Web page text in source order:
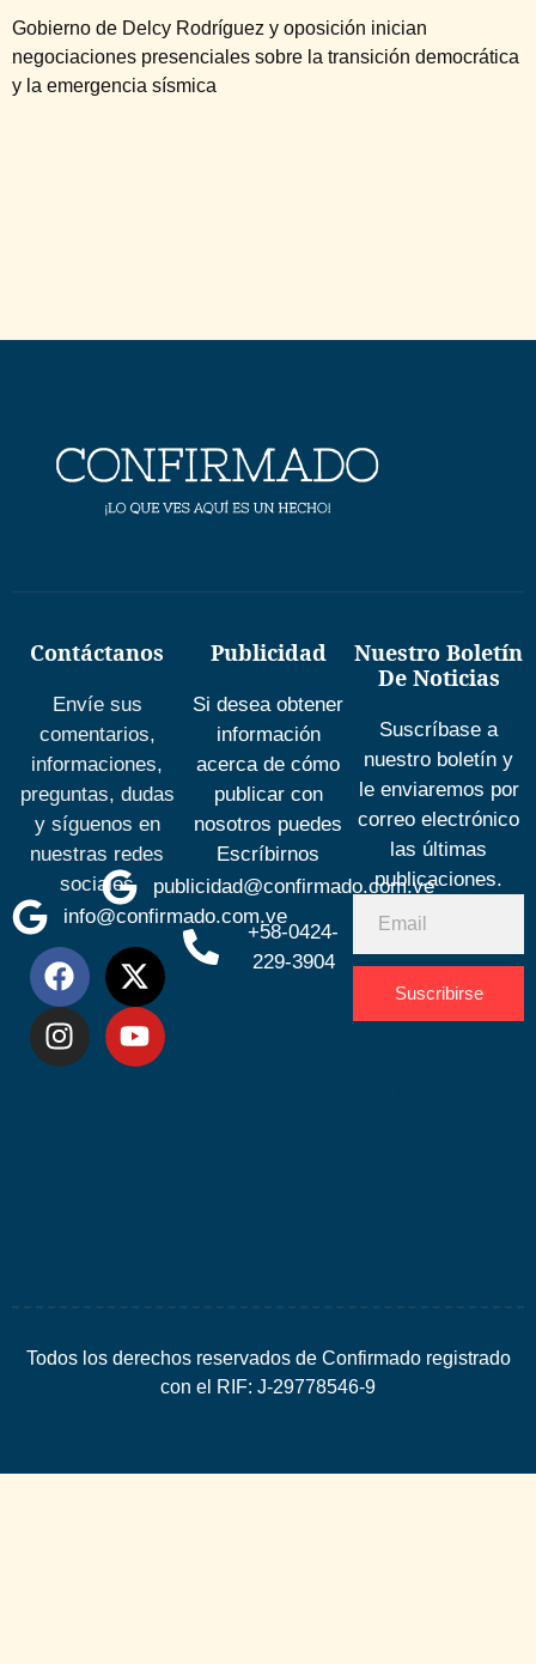
Gobierno de Delcy Rodríguez y oposición inician
negociaciones presenciales sobre la transición democrática
y la emergencia sísmica
Contáctanos
Envíe sus
comentarios,
informaciones,
preguntas, dudas
y síguenos en
nuestras redes
sociales
info@confirmado.com.ve
Publicidad
Si desea obtener
información
acerca de cómo
publicar con
nosotros puedes
Escríbirnos
publicidad@confirmado.com.ve
+58-0424-
229-3904
Nuestro Boletín
De Noticias
Suscríbase a
nuestro boletín y
le enviaremos por
correo electrónico
las últimas
publicaciones.
Suscribirse
Todos los derechos reservados de Confirmado registrado
con el RIF: J-29778546-9